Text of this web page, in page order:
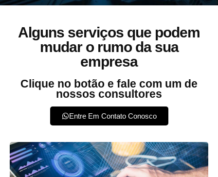
Alguns serviços que podem
mudar o rumo da sua
empresa
Clique no botão e fale com um de
nossos consultores
Entre Em Contato Conosco